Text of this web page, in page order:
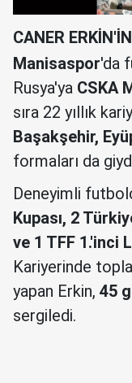
CANER
Manisaspor'da
Rusya'ya CSKA
sıra 22 yıllık
Başakşehir,
formaları da
Deneyimli
Kupası, 2
ve 1 TFF 1.'inci
Kariyerinde
yapan Erkin, 45
sergiledi.